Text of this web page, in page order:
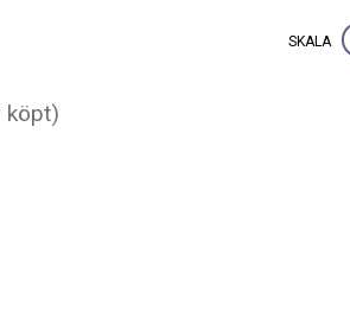
SKALA
köpt)